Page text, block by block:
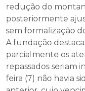
redução do
posteriormente
sem formalização
A fundação
parcialmente os
repassados seriam
feira (7) não havia